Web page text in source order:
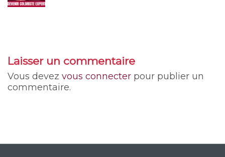
Laisser un commentaire
Vous devez vous connecter pour publier un
commentaire.